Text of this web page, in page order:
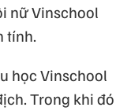
nữ Vinschool
tính.
học Vinschool
Trong khi đó